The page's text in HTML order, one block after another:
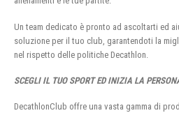
Un team dedicato è pronto ad ascoltarti ed
soluzione per il tuo club, garantendoti la
nel rispetto delle politiche Decathlon.
SCEGLI IL TUO SPORT ED INIZIA LA
DecathlonClub offre una vasta gamma di